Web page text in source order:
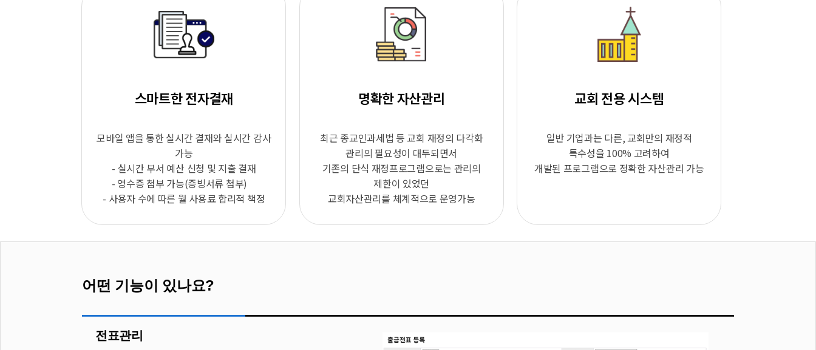
스마트한 전자결재
모바일 앱을 통한 실시간 결재와 실시간 감사
가능
- 실시간 부서 예산 신청 및 지출 결재
- 영수증 첨부 가능(증빙서류 첨부)
- 사용자 수에 따른 월 사용료 합리적 책정
명확한 자산관리
최근 종교인과세법 등 교회 재정의 다각화
관리의 필요성이 대두되면서
기존의 단식 재정프로그램으로는 관리의
제한이 있었던
교회자산관리를 체계적으로 운영가능
교회 전용 시스템
일반 기업과는 다른, 교회만의 재정적
특수성을 100% 고려하여
개발된 프로그램으로 정확한 자산관리 가능
어떤 기능이 있나요?
전표관리